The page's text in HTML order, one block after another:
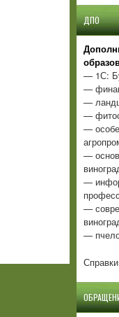
ДПО
Д
— 1С:
—
—
—
—
—
—
—
—